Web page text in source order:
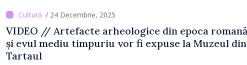
/ 24 Decembrie, 2025
VIDEO // Artefacte arheologice din epoca romană
și evul mediu timpuriu vor fi expuse la Muzeul din
Tartaul